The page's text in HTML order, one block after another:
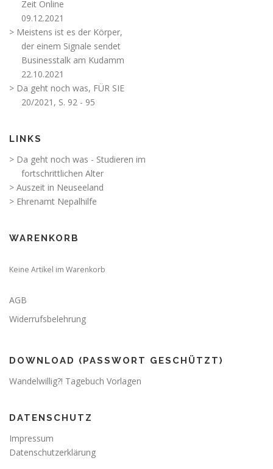
Zeit Online
09.12.2021
> Meistens ist es der Körper,
der einem Signale sendet
Businesstalk am Kudamm
22.10.2021
> Da geht noch was, FÜR SIE
20/2021, S. 92 - 95
LINKS
> Da geht noch was - Studieren im
fortschrittlichen Alter
> Auszeit in Neuseeland
> Ehrenamt Nepalhilfe
WARENKORB
Keine Artikel im Warenkorb
AGB
Widerrufsbelehrung
DOWNLOAD (PASSWORT GESCHÜTZT)
Wandelwillig?! Tagebuch Vorlagen
DATENSCHUTZ
Impressum
Datenschutzerklärung